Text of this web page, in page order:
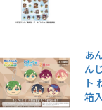
あ
ん
ト
箱